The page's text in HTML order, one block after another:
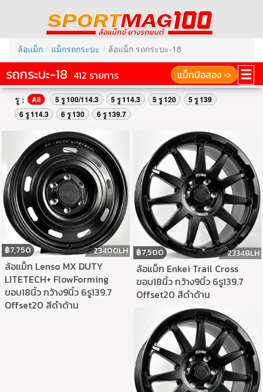
ล้อแม็ก แม็กรถกระบะ ล้อแม็ก รถกระบะ-18
☰
รถกระบะ-18 แม็กมือสอง ➩
412 รายการ
รู : All 5 รู 100/114.3 5 รู 114.3 5 รู 120
5 รู 139
6 รู 114.3
6 รู 130 6 รู 139.7
฿7,750 23400LH
ล้อแม็ก Lenso MX DUTY
LITETECH+ FlowForming
ขอบ18นิ้ว กว้าง9นิ้ว 6รู139.7
Offset20 สีดำด้าน
฿7,500 23348LH
ล้อแม็ก Enkei Trail Cross
ขอบ18นิ้ว กว้าง9นิ้ว 6รู139.7
Offset20 สีดำด้าน